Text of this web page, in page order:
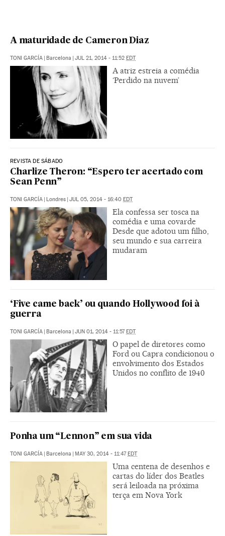
A maturidade de Cameron Diaz
TONI GARCÍA Barcelona JUL 21, 2014 - 11:52 EDT
A atriz estreia a comédia
‘Perdido na nuvem’
REVISTA DE SÁBADO
Charlize Theron: “Espero ter acertado com
Sean Penn”
TONI GARCÍA Londres JUL 05, 2014 - 16:40 EDT
Ela confessa ser tosca na
comédia e uma covarde
Desde que adotou um filho,
seu mundo e sua carreira
mudaram
‘Five came back’ ou quando Hollywood foi à
guerra
TONI GARCÍA | Barcelona | JUN 01, 2014 - 11:57EDT
O papel de diretores como
Ford ou Capra condicionou o
envolvimento dos Estados
Unidos no conflito de 1940
Ponha um “Lennon” em sua vida
TONI GARCÍA | Barcelona | MAY 30, 2014 - 11:47EDT
Uma centena de desenhos e
cartas do líder dos Beatles
será leiloada na próxima
terça em Nova York